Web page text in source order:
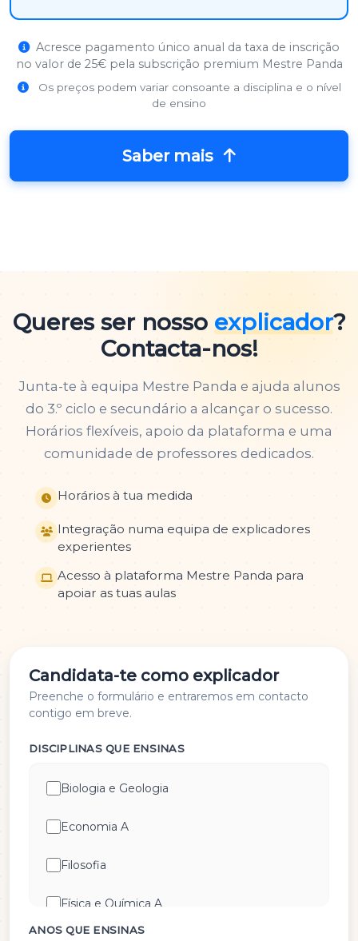
Acresce pagamento único anual da taxa de inscrição
no valor de 25€ pela subscrição premium Mestre Panda
Os preços podem variar consoante a disciplina e o nível
de ensino
Saber mais
Queres ser nosso explicador?
Contacta-nos!
Junta-te à equipa Mestre Panda e ajuda alunos
do 3.º ciclo e secundário a alcançar o sucesso.
Horários flexíveis, apoio da plataforma e uma
comunidade de professores dedicados.
Horários à tua medida
Integração numa equipa de explicadores
experientes
Acesso à plataforma Mestre Panda para
apoiar as tuas aulas
Candidata-te como explicador
Preenche o formulário e entraremos em contacto
contigo em breve.
DISCIPLINAS QUE ENSINAS
Biologia e Geologia
Economia A
Filosofia
Física e Química A
ANOS QUE ENSINAS